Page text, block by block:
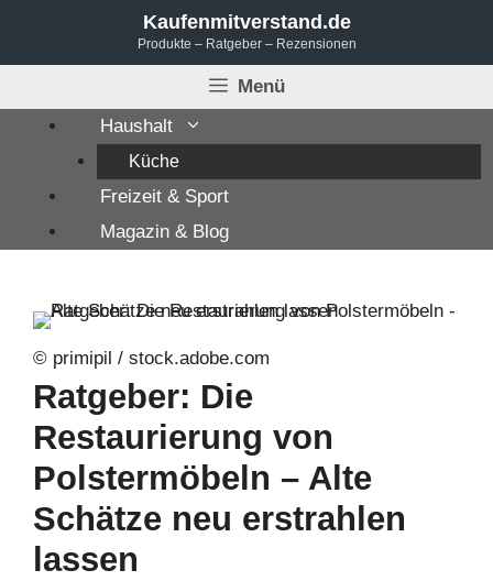
Kaufenmitverstand.de
Produkte – Ratgeber – Rezensionen
Menü
Haushalt
Küche
Freizeit & Sport
Magazin & Blog
© primipil / stock.adobe.com
Ratgeber: Die
Restaurierung von
Polstermöbeln – Alte
Schätze neu erstrahlen
lassen